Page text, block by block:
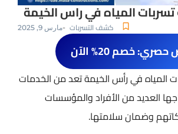
المياه في راس الخيمة
كشف التسربات -مارس 9, 2025
خصم 20% الآن
في رأس الخيمة تعد من الخدمات
العديد من الأفراد والمؤسسات
وضمان سلامتها.